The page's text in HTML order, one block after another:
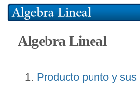
Algebra Lineal
Producto punto y